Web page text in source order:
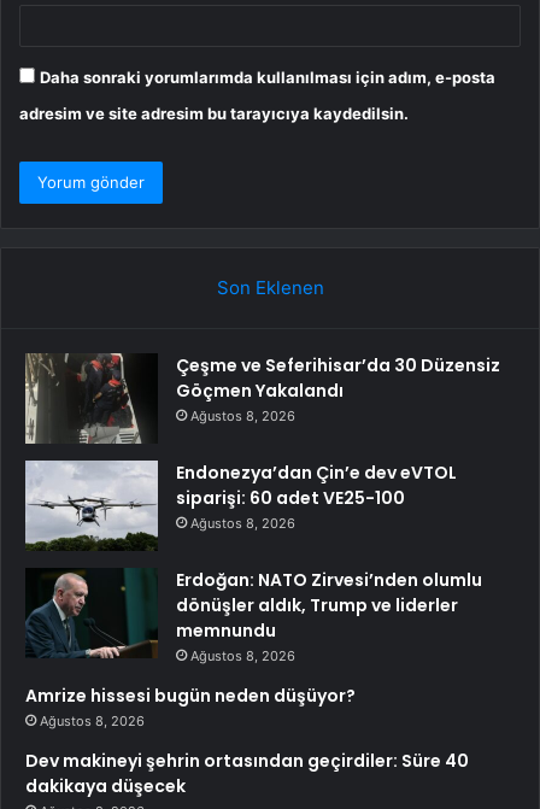
Daha sonraki yorumlarımda kullanılması için adım, e-posta
adresim ve site adresim bu tarayıcıya kaydedilsin.
Son Eklenen
Çeşme ve Seferihisar’da 30 Düzensiz
Göçmen Yakalandı
Ağustos 8, 2026
Endonezya’dan Çin’e dev eVTOL
siparişi: 60 adet VE25-100
Ağustos 8, 2026
Erdoğan: NATO Zirvesi’nden olumlu
dönüşler aldık, Trump ve liderler
memnundu
Ağustos 8, 2026
Amrize hissesi bugün neden düşüyor?
Ağustos 8, 2026
Dev makineyi şehrin ortasından geçirdiler: Süre 40
dakikaya düşecek